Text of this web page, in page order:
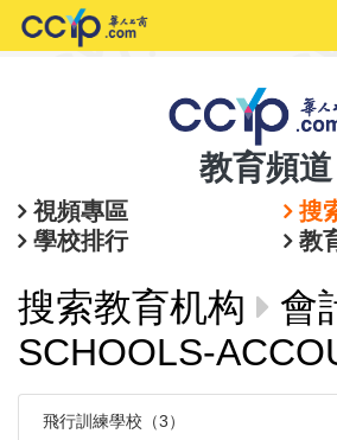
教育頻道
視頻專區
搜
學校排行
教
搜索教育机构
會
SCHOOLS-
飛行訓練學校（3）